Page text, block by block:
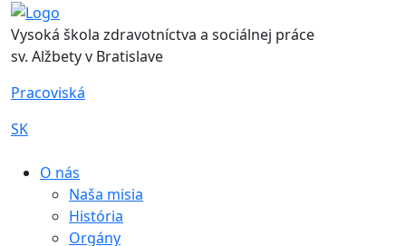
Vysoká škola zdravotníctva a sociálnej práce
sv. Alžbety v Bratislave
Pracoviská
SK
O nás
Naša misia
História
Orgány